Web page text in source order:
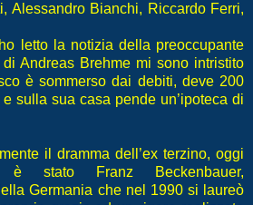
Alessandro Bianchi, Riccardo Ferri,
letto la notizia della preoccupante
Andreas Brehme mi sono intristito
è sommerso dai debiti, deve 200
sulla sua casa pende un’ipoteca di
il dramma dell’ex terzino, oggi
è stato Franz Beckenbauer,
Germania che nel 1990 si laureò